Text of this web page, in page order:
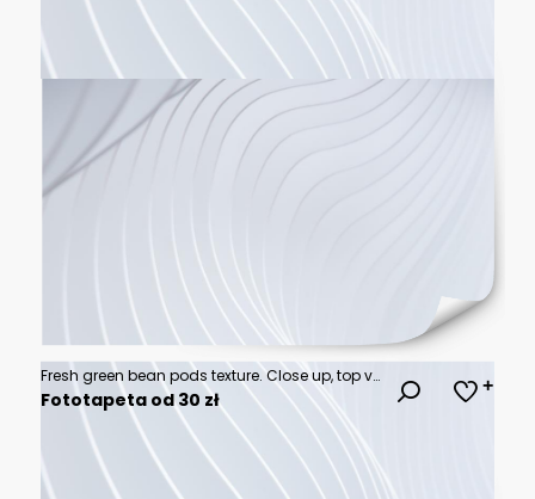
Fresh green bean pods texture. Close up, top view
Fototapeta od 30 zł